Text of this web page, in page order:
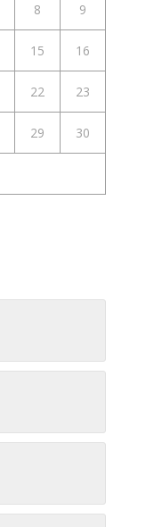
8 9
15 16
22 23
29 30